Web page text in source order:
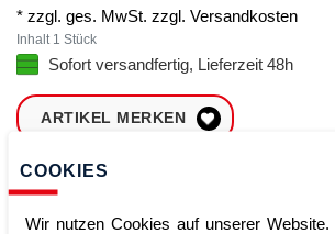
* zzgl. ges. MwSt. zzgl. Versandkosten
Inhalt 1 Stück
Sofort versandfertig, Lieferzeit 48h
ARTIKEL MERKEN
ZUM WARENKORB
COOKIES
Wir nutzen Cookies auf unserer